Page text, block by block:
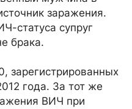
заражения.
статуса супруг
брака.
зарегистрированных
года. За тот же
ВИЧ при